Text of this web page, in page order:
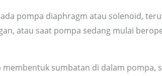
pompa diaphragm atau solenoid,
atau saat pompa sedang mulai
sumbatan di dalam pompa,